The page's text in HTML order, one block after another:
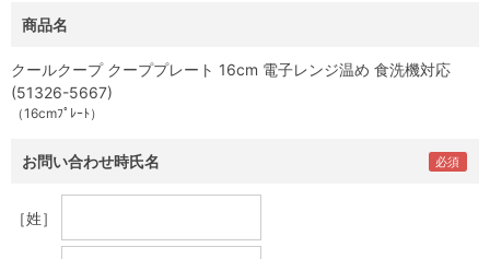
商品名
クールクープ クーププレート 16cm 電子レンジ温め 食洗機対応
(51326-5667)
（16cmﾌﾟﾚｰﾄ）
お問い合わせ時氏名
［姓］